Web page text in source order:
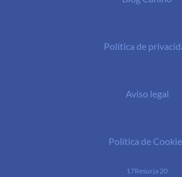
Política de
Aviso legal
Política de
17Resurja 20